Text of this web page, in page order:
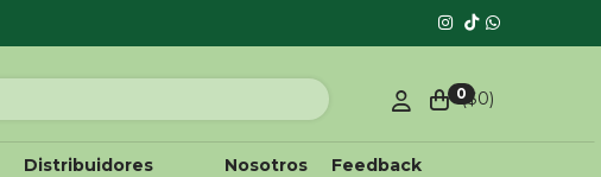
0($0)
Distribuidores Nosotros Feedback